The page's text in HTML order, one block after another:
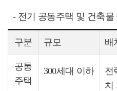
- 전기 공동주택 및 건축
구분 규모 배
공통
주택
300세대 이하
전
치